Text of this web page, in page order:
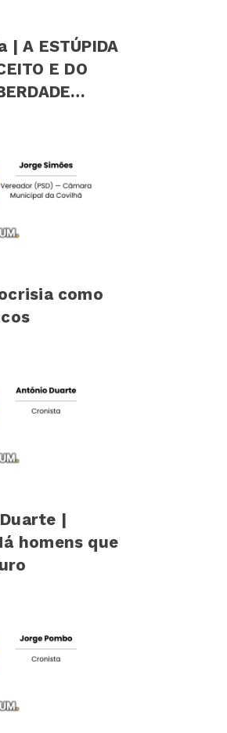
| A ESTÚPIDA
E DO
como
|
homens que